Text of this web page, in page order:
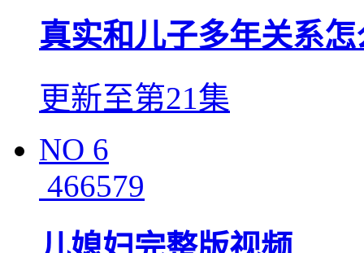
真实和儿子多年关系怎
更新至第21集
NO 6
466579